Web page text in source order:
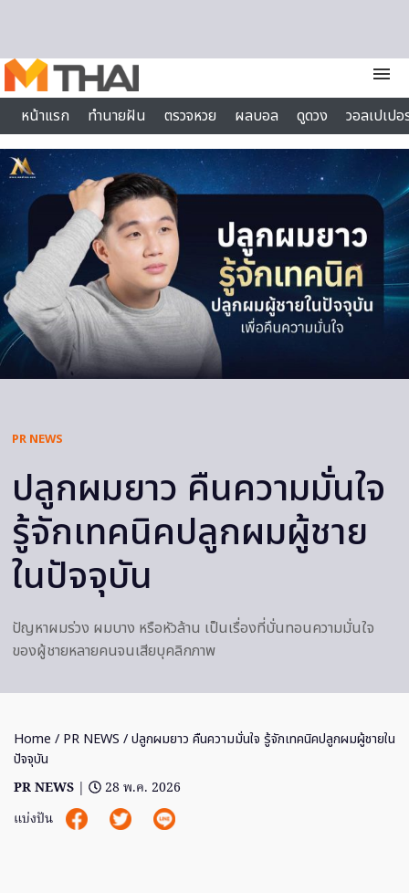
menu
หน้าแรก
ทำนายฝัน ตรวจหวย ผลบอล ดูดวง
วอลเปเป
ไลฟ์สไตล์
PR NEWS
ปลูกผมยาว คืนความมั่นใจ
รู้จักเทคนิคปลูกผมผู้ชาย
ในปัจจุบัน
ปัญหาผมร่วง ผมบาง หรือหัวล้าน เป็นเรื่องที่บั่นทอนความมั่นใจ
ของผู้ชายหลายคนจนเสียบุคลิกภาพ
Home / PR NEWS / ปลูกผมยาว คืนความมั่นใจ รู้จักเทคนิคปลูกผมผู้ชายใน
ปัจจุบัน
PR NEWS |
28 พ.ค. 2026
แบ่งปัน